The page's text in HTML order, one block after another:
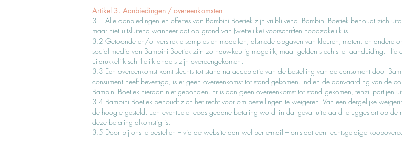
Artikel 3. Aanbiedingen / overeenkomsten
3.1 Alle aanbiedingen en offertes van Bambini Boetiek zijn vrijblijvend. Bambini Boetiek behoudt zich
maar niet uitsluitend wanneer dat op grond van (wettelijke) voorschriften noodzakelijk is.
3.2 Getoonde en/of verstrekte samples en modellen, alsmede opgaven van kleuren, maten, en andere
social media van Bambini Boetiek zijn zo nauwkeurig mogelijk, maar gelden slechts ter aanduiding.
uitdrukkelijk schriftelijk anders zijn overeengekomen.
3.3 Een overeenkomst komt slechts tot stand na acceptatie van de bestelling van de consument door
consument heeft bevestigd, is er geen overeenkomst tot stand gekomen. Indien de aanvaarding van de
Bambini Boetiek hieraan niet gebonden. Er is dan geen overeenkomst tot stand gekomen, tenzij partijen
3.4 Bambini Boetiek behoudt zich het recht voor om bestellingen te weigeren. Van een dergelijke
de hoogte gesteld. Een eventuele reeds gedane betaling wordt in dat geval uiteraard teruggestort op
deze betaling afkomstig is.
3.5 Door bij ons te bestellen – via de website dan wel per e-mail – ontstaat een rechtsgeldige